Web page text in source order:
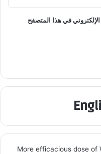
في هذا المتصفح
More efficacious dose of